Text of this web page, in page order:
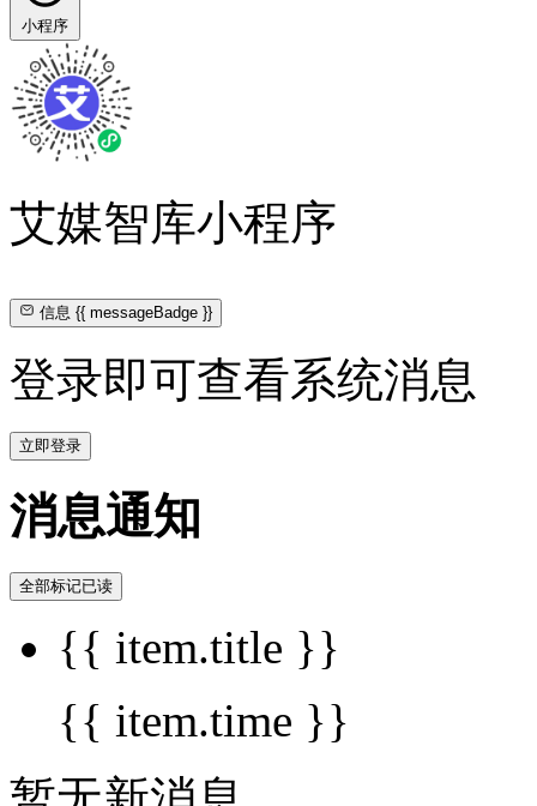
小程序
艾媒智库小程序
信息{{ messageBadge }}
登录即可查看系统消息
立即登录
消息通知
全部标记已读
{{ item.title }}
{{ item.time }}